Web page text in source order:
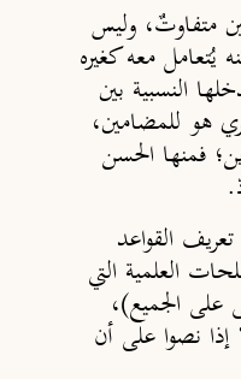
متفاوتٌ، وليس
يُتعامل معه كغيره
النسبية بين
هو للمضامين،
؛ فمنها الحسن
بتأخّر تعريف القواعد
العلمية التي
على الجميع)،
إذا نصوا على أن